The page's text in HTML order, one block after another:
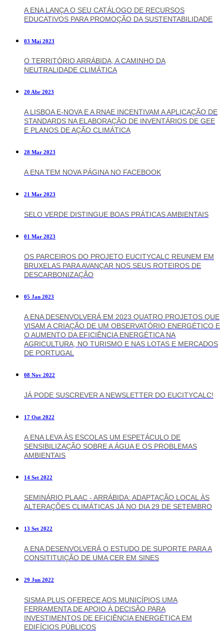
A ENA LANÇA O SEU CATÁLOGO DE RECURSOS
EDUCATIVOS PARA PROMOÇÃO DA SUSTENTABILIDADE
03 Mai 2023
O TERRITÓRIO ARRÁBIDA, A CAMINHO DA
NEUTRALIDADE CLIMÁTICA
20 Abr 2023
A LISBOA E-NOVA E A RNAE INCENTIVAM A APLICAÇÃO DE
STANDARDS NA ELABORAÇÃO DE INVENTÁRIOS DE GEE
E PLANOS DE AÇÃO CLIMÁTICA
28 Mar 2023
A ENA TEM NOVA PÁGINA NO FACEBOOK
21 Mar 2023
SELO VERDE DISTINGUE BOAS PRÁTICAS AMBIENTAIS
01 Mar 2023
OS PARCEIROS DO PROJETO EUCITYCALC REUNEM EM
BRUXELAS PARA AVANÇAR NOS SEUS ROTEIROS DE
DESCARBONIZAÇÃO
05 Jan 2023
A ENA DESENVOLVERÁ EM 2023 QUATRO PROJETOS QUE
VISAM A CRIAÇÃO DE UM OBSERVATÓRIO ENERGÉTICO E
O AUMENTO DA EFICIÊNCIA ENERGÉTICA NA
AGRICULTURA, NO TURISMO E NAS LOTAS E MERCADOS
DE PORTUGAL
08 Nov 2022
JÁ PODE SUSCREVER A NEWSLETTER DO EUCITYCALC!
17 Out 2022
A ENA LEVA ÀS ESCOLAS UM ESPETÁCULO DE
SENSIBILIZAÇÃO SOBRE A ÁGUA E OS PROBLEMAS
AMBIENTAIS
14 Set 2022
SEMINÁRIO PLAAC - ARRÁBIDA: ADAPTAÇÃO LOCAL ÀS
ALTERAÇÕES CLIMÁTICAS JÁ NO DIA 29 DE SETEMBRO
13 Set 2022
A ENA DESENVOLVERÁ O ESTUDO DE SUPORTE PARA A
CONSITITUIÇÃO DE UMA CER EM SINES
29 Jun 2022
SISMA PLUS OFERECE AOS MUNICÍPIOS UMA
FERRAMENTA DE APOIO À DECISÃO PARA
INVESTIMENTOS DE EFICIÊNCIA ENERGÉTICA EM
EDIFÍCIOS PÚBLICOS